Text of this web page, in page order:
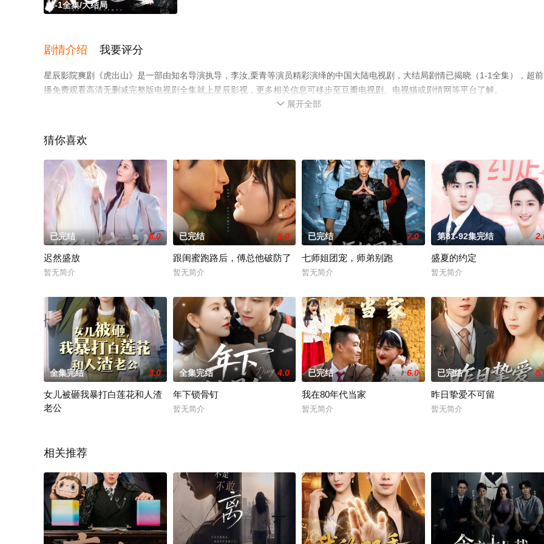
1-1全集/大结局
剧情介绍 我要评分
星辰影院爽剧《虎出山》是一部由知名导演执导，李汝,栗青等演员精彩演绎的中国大陆电视剧，大结局剧情已揭晓（1-1全集），超
播免费观看高清无删减完整版电视剧全集就上星辰影视，更多相关信息可移步至豆瓣电视剧、电视猫或剧情网等平台了解。
 展开全部
猜你喜欢
已完结 6.0
迟然盛放
暂无简介
已完结 9.0
跟闺蜜跑路后，傅总他破防了
暂无简介
已完结 7.0
七师姐团宠，师弟别跑
暂无简介
第81-92集完结
盛夏的约定
暂无简介
全集完结 3.0
女儿被砸我暴打白莲花和人渣
老公
全集完结 4.0
年下锁骨钉
暂无简介
已完结 6.0
我在80年代当家
暂无简介
已完结
昨日挚爱不可留
暂无简介
相关推荐